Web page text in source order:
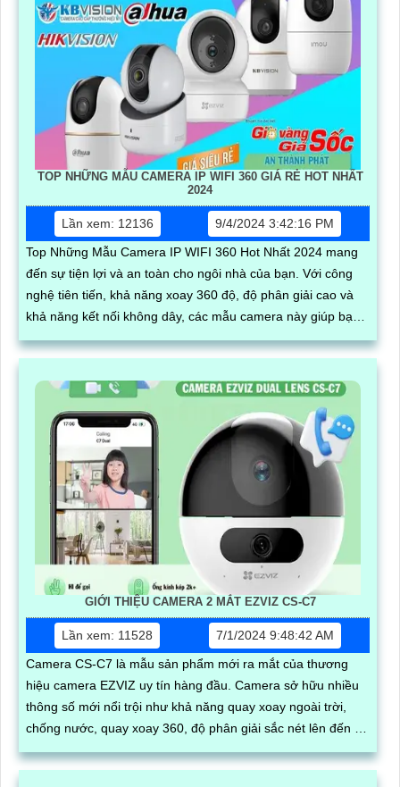
TOP NHỮNG MẪU CAMERA IP WIFI 360 GIÁ RẺ HOT NHẤT
2024
Lần xem: 12136
9/4/2024 3:42:16 PM
Top Những Mẫu Camera IP WIFI 360 Hot Nhất 2024 mang
đến sự tiện lợi và an toàn cho ngôi nhà của bạn. Với công
nghệ tiên tiến, khả năng xoay 360 độ, độ phân giải cao và
khả năng kết nối không dây, các mẫu camera này giúp bạn
dễ dàng quan sát mọi góc cạnh, bảo vệ tài sản và gia đình
một cách hiệu quả
GIỚI THIỆU CAMERA 2 MẮT EZVIZ CS-C7
Lần xem: 11528
7/1/2024 9:48:42 AM
Camera CS-C7 là mẫu sản phẩm mới ra mắt của thương
hiệu camera EZVIZ uy tín hàng đầu. Camera sở hữu nhiều
thông số mới nổi trội như khả năng quay xoay ngoài trời,
chống nước, quay xoay 360, độ phân giải sắc nét lên đến 2k
với ống kính kép